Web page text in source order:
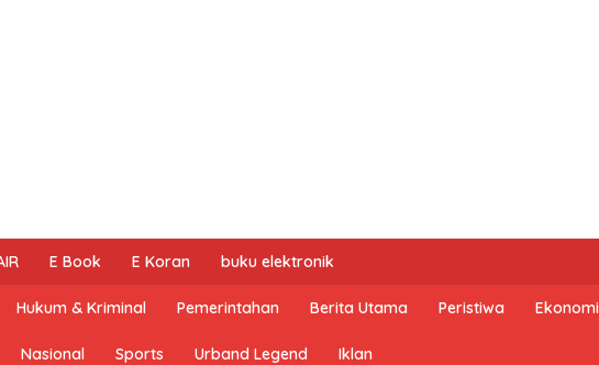
E Book E Koran buku elektronik
Hukum & Kriminal Pemerintahan Berita Utama Peristiwa Ekonomi
Nasional Sports Urband Legend Iklan